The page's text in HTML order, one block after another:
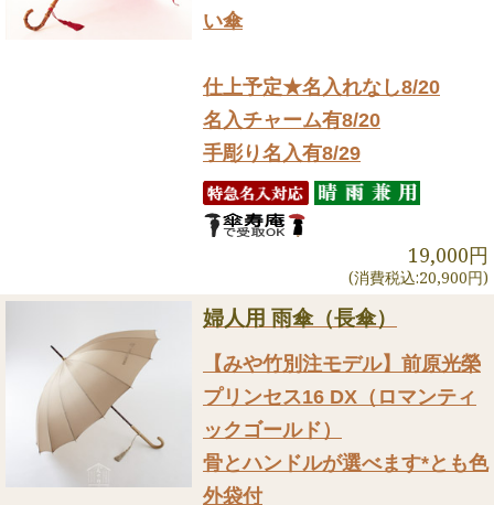
い傘
仕上予定★名入れなし8/20
名入チャーム有8/20
手彫り名入有8/29
19,000円
(消費税込:20,900円)
婦人用 雨傘（長傘）
【みや竹別注モデル】前原光榮
プリンセス16 DX（ロマンティ
ックゴールド）
骨とハンドルが選べます*とも色
外袋付